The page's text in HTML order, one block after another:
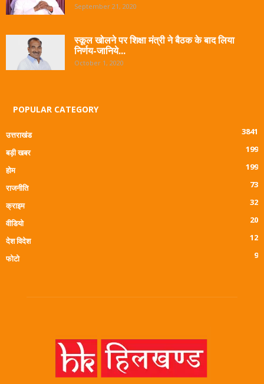
September 21, 2020
स्कूल खोलने पर शिक्षा मंत्री ने बैठक के बाद लिया
निर्णय-जानिये...
October 1, 2020
POPULAR CATEGORY
उत्तराखंड
3841
बड़ी खबर
199
होम
199
राजनीति
73
क्राइम
32
वीडियो
20
देश विदेश
12
फोटो
9